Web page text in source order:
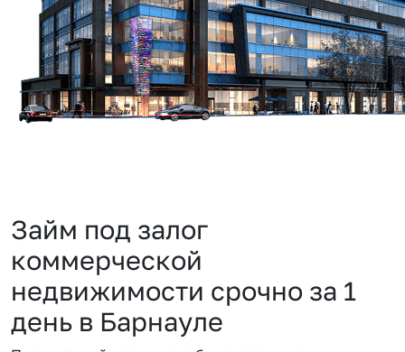
Займ под залог
коммерческой
недвижимости срочно за 1
день в Барнауле